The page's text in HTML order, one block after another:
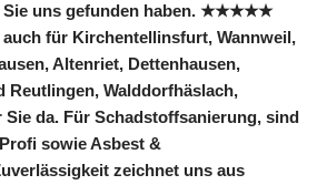
Sie uns gefunden haben. ★★★★★
auch für Kirchentellinsfurt, Wannweil,
Altenriet, Dettenhausen,
Reutlingen, Walddorfhäslach,
da. Für Schadstoffsanierung, sind
sowie Asbest &
zeichnet uns aus